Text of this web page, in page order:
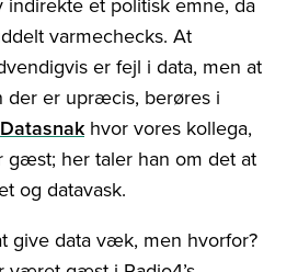
indirekte et politisk emne, da
varmechecks. At
er fejl i data, men at
der er upræcis, berøres i
Datasnak hvor vores kollega,
gæst; her taler han om det at
og datavask.
give data væk, men hvorfor?